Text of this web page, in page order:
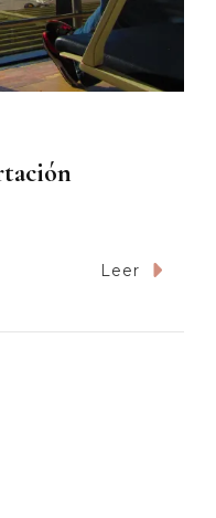
Leer